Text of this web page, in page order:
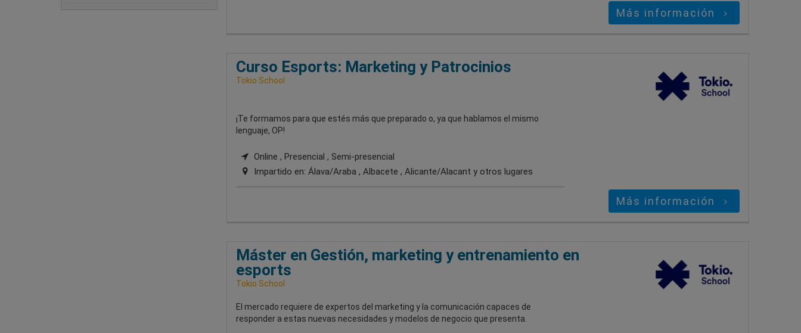
Más información
Curso Esports: Marketing y Patrocinios
Tokio School
¡Te formamos para que estés más que preparado o, ya que hablamos el mismo
lenguaje, OP!
Online , Presencial , Semi-presencial
Impartido en: Álava/Araba , Albacete , Alicante/Alacant y otros lugares
Más información
Máster en Gestión, marketing y entrenamiento en
esports
Tokio School
El mercado requiere de expertos del marketing y la comunicación capaces de
responder a estas nuevas necesidades y modelos de negocio que presenta.